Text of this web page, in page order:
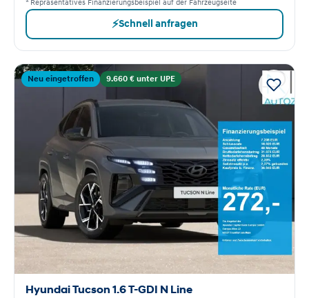
* Repräsentatives Finanzierungsbeispiel auf der Fahrzeugseite
⚡Schnell anfragen
Neu eingetroffen 9.660 € unter UPE
Hyundai Tucson 1.6 T-GDI N Line